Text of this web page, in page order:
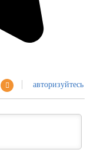
авторизуйтесь